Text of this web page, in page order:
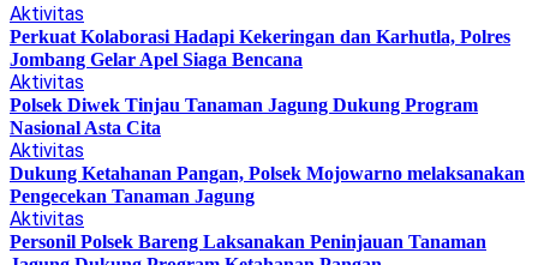
Aktivitas
Perkuat Kolaborasi Hadapi Kekeringan dan Karhutla, Polres
Jombang Gelar Apel Siaga Bencana
Aktivitas
Polsek Diwek Tinjau Tanaman Jagung Dukung Program
Nasional Asta Cita
Aktivitas
Dukung Ketahanan Pangan, Polsek Mojowarno melaksanakan
Pengecekan Tanaman Jagung
Aktivitas
Personil Polsek Bareng Laksanakan Peninjauan Tanaman